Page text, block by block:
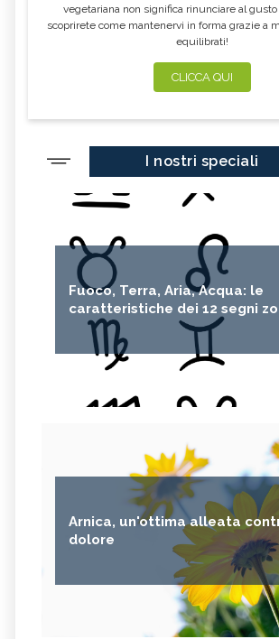
vegetariana non significa rinunciare al gusto
scoprirete come mantenervi in forma grazie a
equilibrati!
CLICCA QUI
I nostri speciali
Fuoco, Terra, Aria, Acqua: le
caratteristiche dei 12 segni
Arnica, un'ottima alleata
dolore